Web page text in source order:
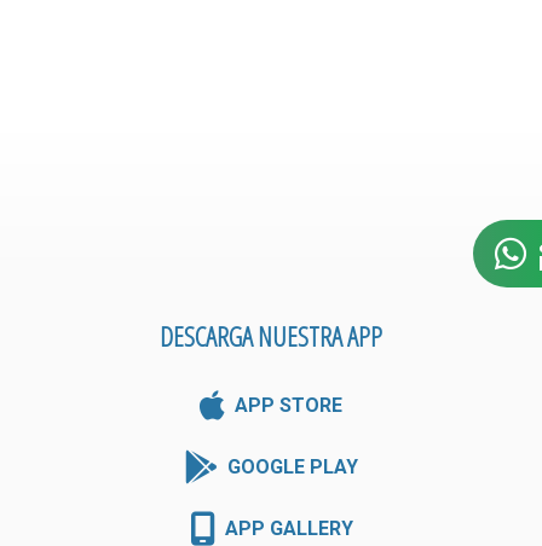
DESCARGA NUESTRA APP
APP STORE
GOOGLE PLAY
APP GALLERY